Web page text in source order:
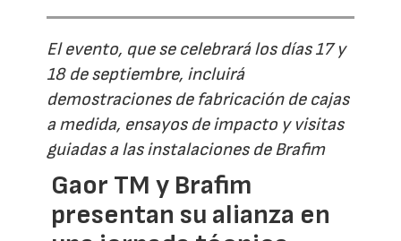
El evento, que se celebrará los días 17 y
18 de septiembre, incluirá
demostraciones de fabricación de cajas
a medida, ensayos de impacto y visitas
guiadas a las instalaciones de Brafim
Gaor TM y Brafim
presentan su alianza en